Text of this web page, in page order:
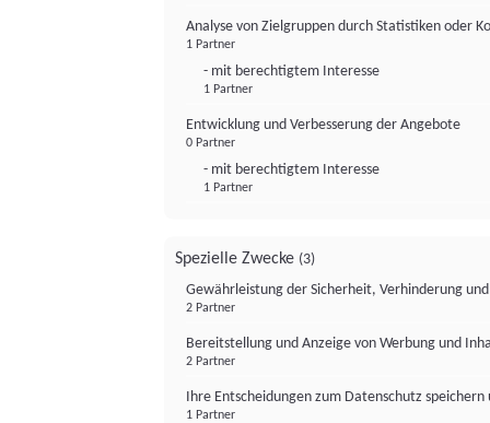
Analyse von Zielgruppen durch Statistiken oder
1 Partner
- mit berechtigtem Interesse
1 Partner
Entwicklung und Verbesserung der Angebote
0 Partner
- mit berechtigtem Interesse
1 Partner
Spezielle Zwecke (3)
Gewährleistung der Sicherheit, Verhinderung
2 Partner
Bereitstellung und Anzeige von Werbung und
2 Partner
Ihre Entscheidungen zum Datenschutz
1 Partner